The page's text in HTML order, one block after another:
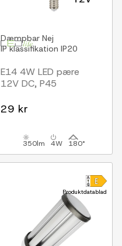
Dæmpbar Nej
IP klassifikation IP20
E14 4W LED pære
12V DC, P45
29 kr
350lm 4W 180°
Produktdatablad